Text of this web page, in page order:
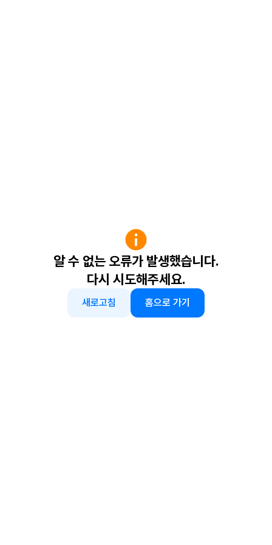
알 수 없는 오류가 발생했습니다.
다시 시도해주세요.
새로고침 홈으로 가기